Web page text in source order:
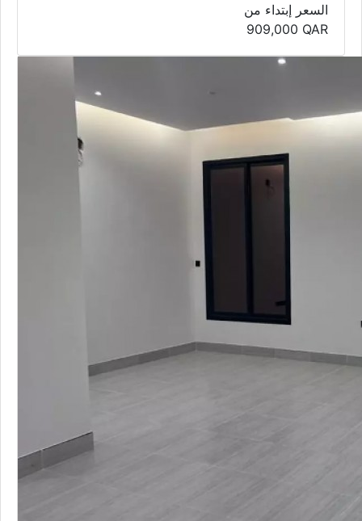
السعر إبتداء من
909,000 QAR